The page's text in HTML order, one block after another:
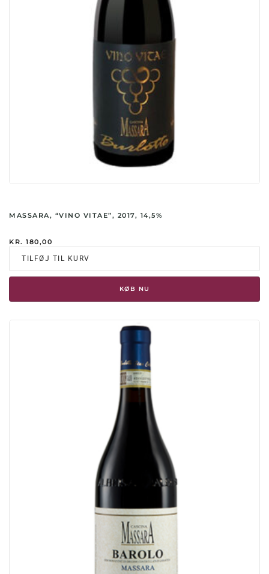
MASSARA, “VINO VITAE”, 2017, 14,5%
KR. 180,00
TILFØJ TIL KURV
KØB NU